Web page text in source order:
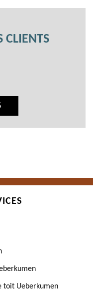
CLIENTS
toit Ueberkumen